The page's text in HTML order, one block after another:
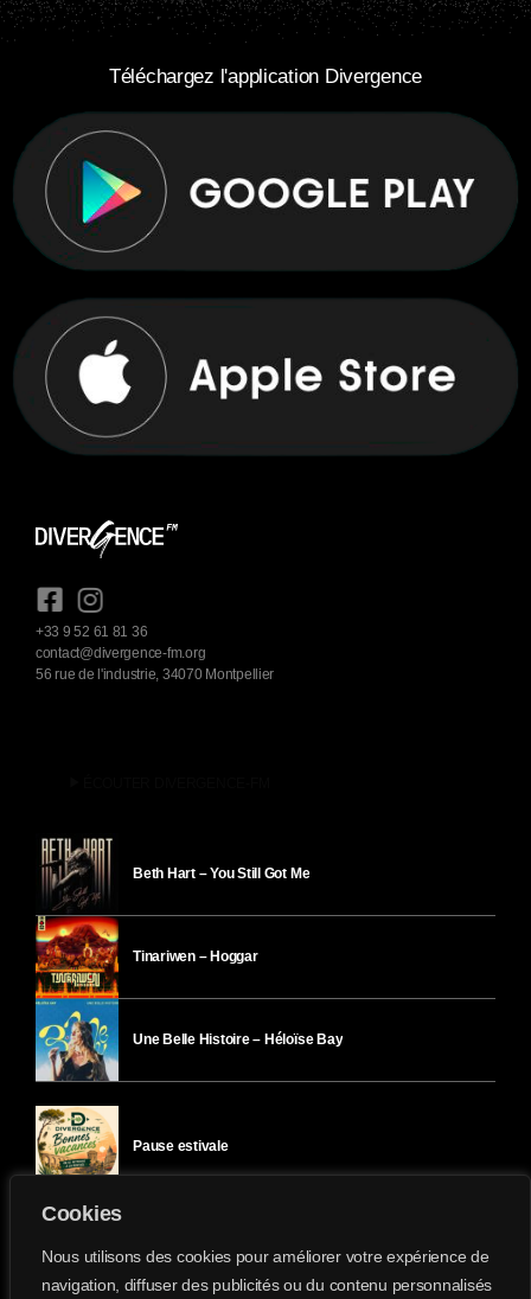
Cookies
Nous utilisons des cookies pour améliorer votre expérience de
navigation, diffuser des publicités ou du contenu personnalisés
Téléchargez l'application Divergence
+33 9 52 61 81 36
contact@divergence-fm.org
56 rue de l'industrie, 34070 Montpellier
Beth Hart – You Still Got Me
Tinariwen – Hoggar
Une Belle Histoire – Héloïse Bay
Pause estivale